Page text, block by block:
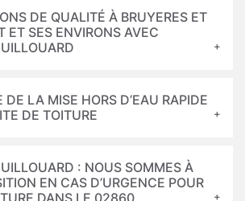
DE QUALITÉ À BRUYERES ET
ET SES ENVIRONS AVEC
DE LA MISE HORS D’EAU RAPIDE
DE TOITURE
: NOUS SOMMES À
EN CAS D’URGENCE POUR
DANS LE 02860